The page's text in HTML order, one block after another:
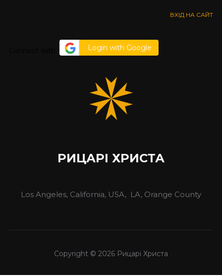
ВХІД НА САЙТ
Login with Google
РИЦАРІ ХРИСТА
Los Angeles, California, USA, LA, Orange County
Copyright © 2026 Рицарі Христа